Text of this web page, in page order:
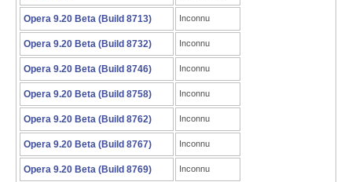
Opera 9.20 Beta (Build 8713) Inconnu
Opera 9.20 Beta (Build 8732) Inconnu
Opera 9.20 Beta (Build 8746) Inconnu
Opera 9.20 Beta (Build 8758) Inconnu
Opera 9.20 Beta (Build 8762) Inconnu
Opera 9.20 Beta (Build 8767) Inconnu
Opera 9.20 Beta (Build 8769) Inconnu